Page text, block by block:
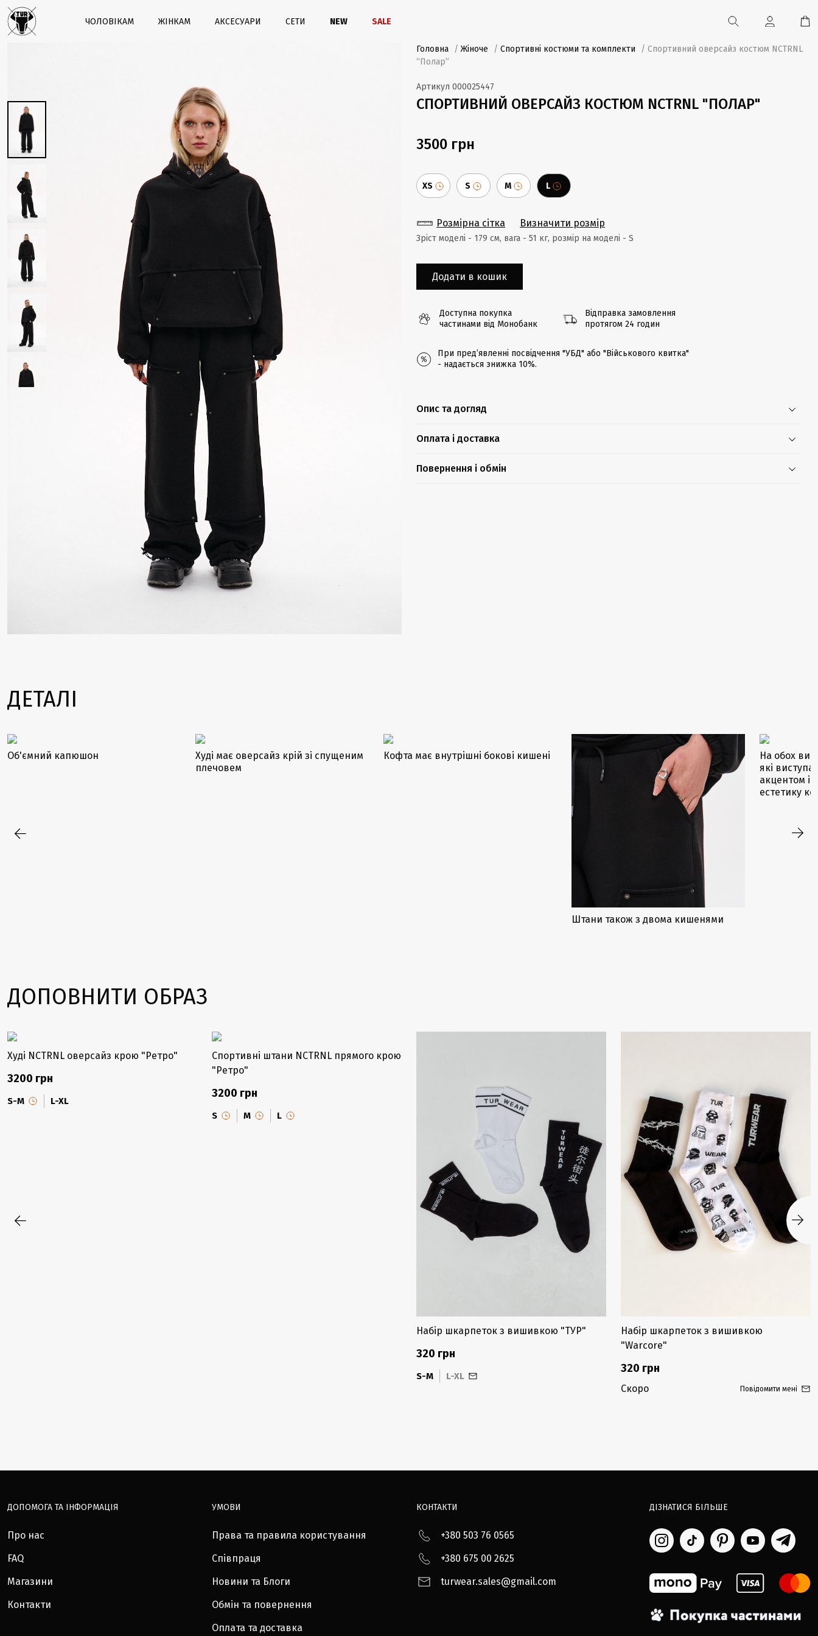
ЧОЛОВІКАМ ЖІНКАМ АКСЕСУАРИ СЕТИ NEW SALE
Головна /Жіноче / Спортивні костюми та комплекти
/ Спортивний оверсайз костюм NCTRNL
“Полар”
Артикул 000025447
СПОРТИВНИЙ ОВЕРСАЙЗ КОСТЮМ NCTRNL "ПОЛАР"
3500 грн
XS S M L
Розмірна сітка Визначити розмір
Зріст моделі - 179 cм, вага - 51 кг, розмір на моделі - S
Додати в кошик
Доступна покупка
частинами від Монобанк
Відправка замовлення
протягом 24 годин
При предʼявленні посвідчення "УБД" або "Військового квитка"
- надається знижка 10%.
Опис та догляд
Оплата і доставка
Повернення і обмін
ДЕТАЛІ
Об'ємний капюшон
Худі має оверсайз крій зі спущеним
плечовем
Кофта має внутрішні бокові кишені
Штани також з двома кишенями
На обох
які
акцентом і
естетику
ДОПОВНИТИ ОБРАЗ
Худі NCTRNL оверсайз крою "Ретро"
3200 грн
S-M L-XL
Спортивні штани NCTRNL прямого крою
"Ретро"
3200 грн
S M L
Набір шкарпеток з вишивкою "ТУР"
320 грн
S-M L-XL
Набір шкарпеток з вишивкою
"Warcore"
320 грн
Скоро Повідомити мені
ДОПОМОГА ТА ІНФОРМАЦІЯ
Про нас
FAQ
Магазини
Контакти
УМОВИ
Права та правила користування
Співпраця
Новини та Блоги
Обмін та повернення
Оплата та доставка
КОНТАКТИ
+380 503 76 0565
+380 675 00 2625
turwear.sales@gmail.com
ДІЗНАТИСЯ БІЛЬШЕ